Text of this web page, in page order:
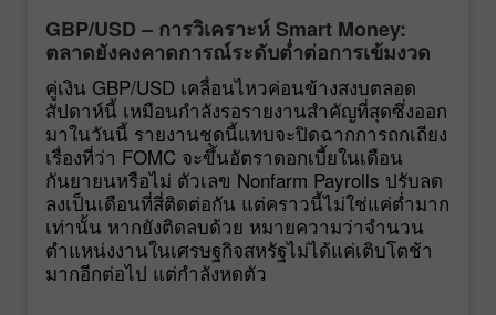
GBP/USD – การวิเคราะห์ Smart Money:
ตลาดยังคงคาดการณ์ระดับต่ำต่อการเข้มงวด
นโยบายของ FOMC
คู่เงิน GBP/USD เคลื่อนไหวค่อนข้างสงบตลอด
สัปดาห์นี้ เหมือนกำลังรอรายงานสำคัญที่สุดซึ่งออก
มาในวันนี้ รายงานชุดนี้แทบจะปิดฉากการถกเถียง
เรื่องที่ว่า FOMC จะขึ้นอัตราดอกเบี้ยในเดือน
กันยายนหรือไม่ ตัวเลข Nonfarm Payrolls ปรับลด
ลงเป็นเดือนที่สี่ติดต่อกัน แต่คราวนี้ไม่ใช่แค่ต่ำมาก
เท่านั้น หากยังติดลบด้วย หมายความว่าจำนวน
ตำแหน่งงานในเศรษฐกิจสหรัฐไม่ได้แค่เติบโตช้า
มากอีกต่อไป แต่กำลังหดตัว